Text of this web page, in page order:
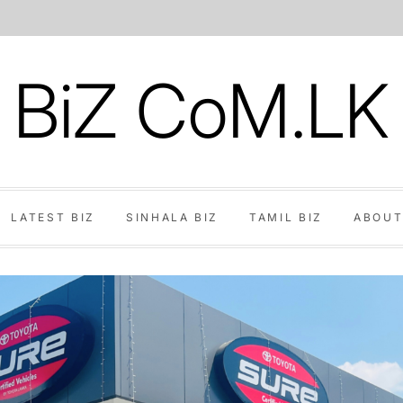
BiZ CoM.LK
LATEST BIZ SINHALA BIZ TAMIL BIZ